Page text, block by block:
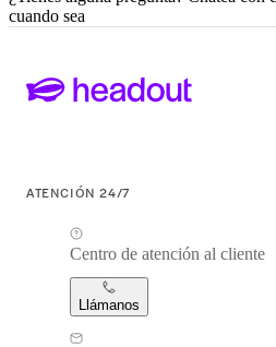
cuando sea
ATENCIÓN 24/7
Centro de atención al cliente
Llámanos